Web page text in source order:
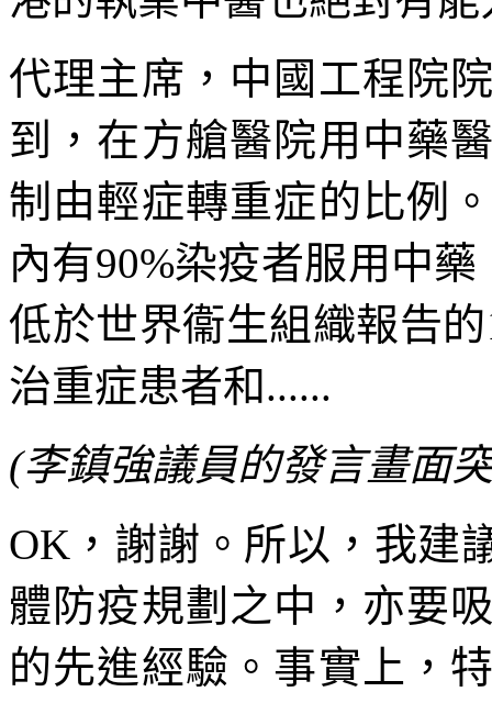
代理主席，中國工程院
到，在方艙醫院用中藥
制由輕症轉重症的比例
內有90%染疫者服用中
低於世界衞生組織報告
治重症患者和......
(李鎮強議員的發言畫面
OK，謝謝。所以，我建
體防疫規劃之中，亦要
的先進經驗。事實上，